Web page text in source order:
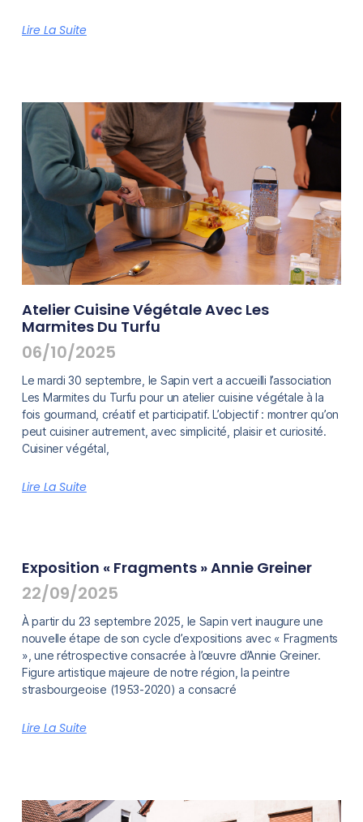
Lire La Suite
Atelier Cuisine Végétale Avec Les
Marmites Du Turfu
06/10/2025
Le mardi 30 septembre, le Sapin vert a accueilli l’association
Les Marmites du Turfu pour un atelier cuisine végétale à la
fois gourmand, créatif et participatif. L’objectif : montrer qu’on
peut cuisiner autrement, avec simplicité, plaisir et curiosité.
Cuisiner végétal,
Lire La Suite
Exposition « Fragments » Annie Greiner
22/09/2025
À partir du 23 septembre 2025, le Sapin vert inaugure une
nouvelle étape de son cycle d’expositions avec « Fragments
», une rétrospective consacrée à l’œuvre d’Annie Greiner.
Figure artistique majeure de notre région, la peintre
strasbourgeoise (1953-2020) a consacré
Lire La Suite